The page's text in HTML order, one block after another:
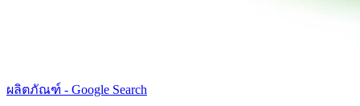
ผลิตภัณฑ์ - Google Search